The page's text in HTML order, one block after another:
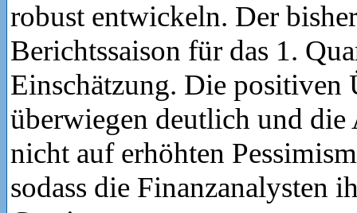
robust entwickeln. Der
Berichtssaison für das 1.
Einschätzung. Die positiven
überwiegen deutlich und die
nicht auf erhöhten
sodass die Finanzanalysten